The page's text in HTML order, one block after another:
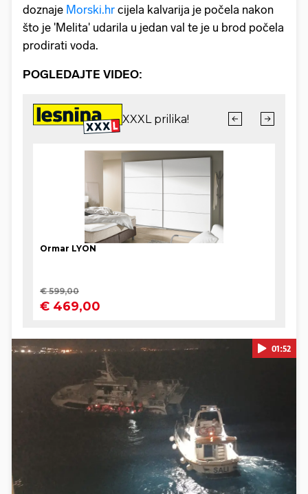
doznaje Morski.hr cijela kalvarija je počela nakon
što je 'Melita' udarila u jedan val te je u brod počela
prodirati voda.
POGLEDAJTE VIDEO:
Pokretanje videa...
01:52